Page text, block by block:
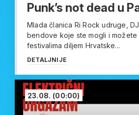
Punk’s not dead u
Mlada članica Ri Rock udruge,
bendove koje ste mogli i možete
festivalima diljem Hrvatske...
DETALJNIJE
23.08. (00:00)